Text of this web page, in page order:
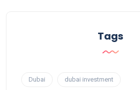
Tags
Dubai dubai investment